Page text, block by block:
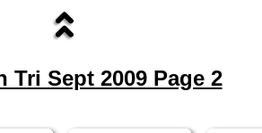
Tri Sept 2009 Page 2